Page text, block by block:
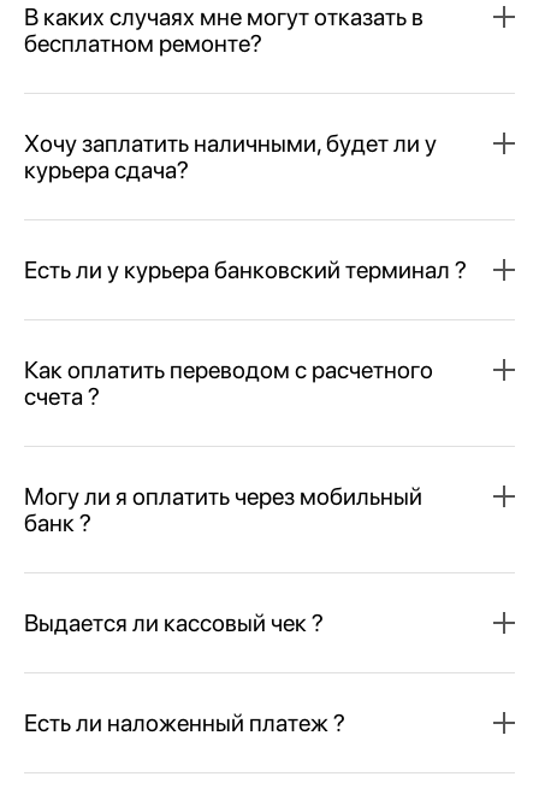
В каких случаях мне могут отказать в
бесплатном ремонте?
Хочу заплатить наличными, будет ли у
курьера сдача?
Есть ли у курьера банковский терминал ?
Как оплатить переводом с расчетного
счета ?
Могу ли я оплатить через мобильный
банк ?
Выдается ли кассовый чек ?
Есть ли наложенный платеж ?